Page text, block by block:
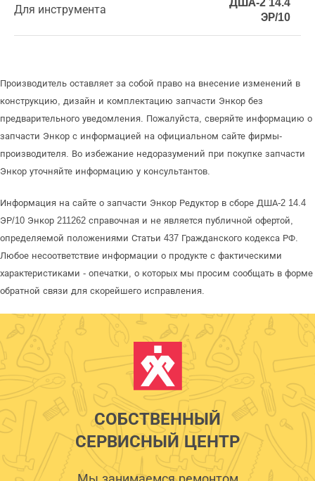
Для инструмента
ДША-2 14.4
ЭР/10
Производитель оставляет за собой право на внесение изменений в
конструкцию, дизайн и комплектацию запчасти Энкор без
предварительного уведомления. Пожалуйста, сверяйте информацию о
запчасти Энкор с информацией на официальном сайте фирмы-
производителя. Во избежание недоразумений при покупке запчасти
Энкор уточняйте информацию у консультантов.
Информация на сайте о запчасти Энкор Редуктор в сборе ДША-2 14.4
ЭР/10 Энкор 211262 справочная и не является публичной офертой,
определяемой положениями Статьи 437 Гражданского кодекса РФ.
Любое несоответствие информации о продукте с фактическими
характеристиками - опечатки, о которых мы просим сообщать в форме
обратной связи для скорейшего исправления.
СОБСТВЕННЫЙ
СЕРВИСНЫЙ ЦЕНТР